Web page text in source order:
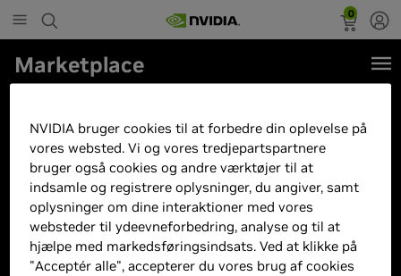
0
Marketplace
2560x1440 - 180Hz - Nano IPS -
HDR10
NVIDIA bruger cookies til at forbedre din oplevelse på
vores websted. Vi og vores tredjepartspartnere
bruger også cookies og andre værktøjer til at
indsamle og registrere oplysninger, du angiver, samt
oplysninger om dine interaktioner med vores
websteder til ydeevneforbedring, analyse og til at
hjælpe med markedsføringsindsats. Ved at klikke på
"Acceptér alle", accepterer du vores brug af cookies